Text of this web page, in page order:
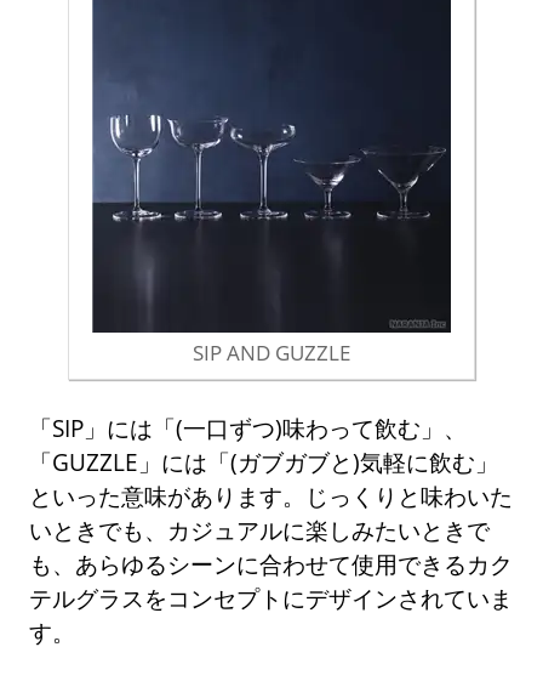
SIP AND GUZZLE
「SIP」には「(一口ずつ)味わって飲む」、
「GUZZLE」には「(ガブガブと)気軽に飲む」
といった意味があります。じっくりと味わいた
いときでも、カジュアルに楽しみたいときで
も、あらゆるシーンに合わせて使用できるカク
テルグラスをコンセプトにデザインされていま
す。